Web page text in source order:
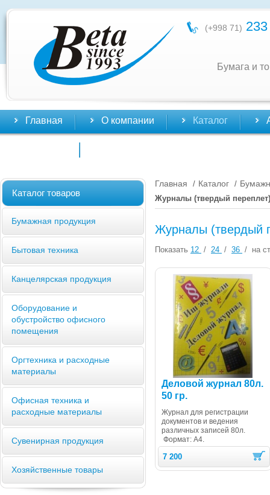
(+998 71)
Бумага и
Главная О компании Каталог
Каталог товаров
Бумажная продукция
Бытовая техника
Канцелярская продукция
Оборудование и
обустройство офисного
помещения
Оргтехника и расходные
материалы
Офисная техника и
расходные материалы
Сувенирная продукция
Хозяйственные товары
Главная / Каталог /
Журналы (твердый переплет)
Журналы (твердый
Показать 12 / 24 / 36 / на
Деловой журнал 80л.
50 гр.
Журнал для регистрации
документов и ведения
различных записей 80л.
Формат: А4.
7 200